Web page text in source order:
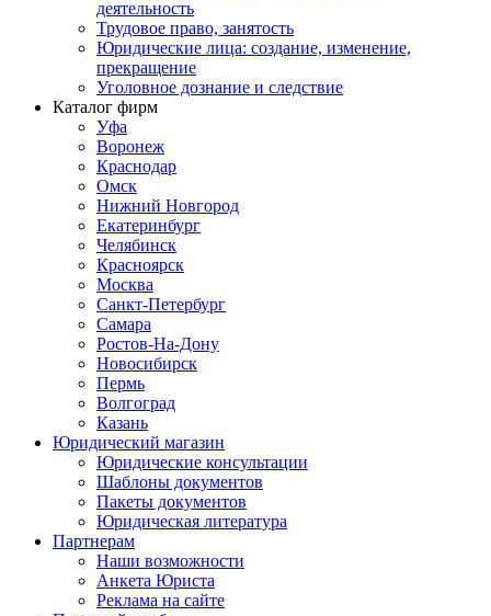
деятельность
Трудовое право, занятость
Юридические лица: создание, изменение,
прекращение
Уголовное дознание и следствие
Каталог фирм
Уфа
Воронеж
Краснодар
Омск
Нижний Новгород
Екатеринбург
Челябинск
Красноярск
Москва
Санкт-Петербург
Самара
Ростов-На-Дону
Новосибирск
Пермь
Волгоград
Казань
Юридический магазин
Юридические консультации
Шаблоны документов
Пакеты документов
Юридическая литература
Партнерам
Наши возможности
Анкета Юриста
Реклама на сайте